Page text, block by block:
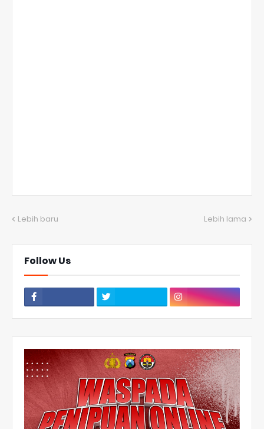
Lebih baru Lebih lama
Follow Us